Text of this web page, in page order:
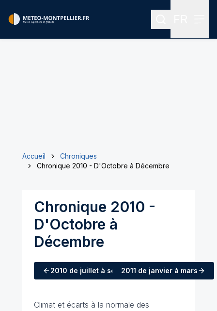
Rechercher
Accueil
Chroniques
Chronique 2010 - D'Octobre à Décembre
Chronique 2010 -
D'Octobre à
Décembre
2010 de juillet à septembre
2011 de janvier à mars
Climat et écarts à la normale des